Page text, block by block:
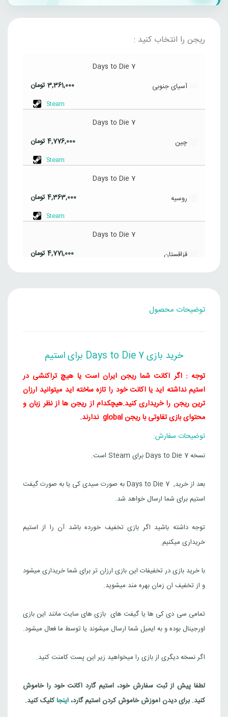
ریجن را انتخاب کنید :
آسیای جنوبی
7 Days to Die
3,361,000تومان
Steam
چین
7 Days to Die
4,776,000تومان
Steam
روسیه
7 Days to Die
4,363,000تومان
Steam
قزاقستان
7 Days to Die
4,771,000تومان
اوکراین
Steam
ترکیه
7 Days to Die
7 Days to Die
تومان
4,115,000
تومان
توضیحات محصول
خرید بازی 7 Days to Die برای استیم
توجه : اگر اکانت شما ریجن ایران است یا هیچ تراکنشی در
استیم نداشته اید یا اکانت خود را تازه ساخته اید میتوانید ارزان
ترین ریجن را خریداری کنید.هیچکدام از ریجن ها از نظر زبان و
محتوای بازی تفاوتی با ریجن global ندارند.
توضیحات سفارش:
نسخه 7 Days to Die برای Steam است.
بعد از خرید, 7 Days to Die به صورت سیدی کی یا به صورت گیفت
استیم برای شما ارسال خواهد شد.
توجه داشته باشید اگر بازی تخفیف خورده باشد آن را از استیم
خریداری میکنیم.
با خرید بازی در تخفیفات این بازی ارزان تر برای شما خریداری میشود
و از تخفیف ان زمان بهره مند میشوید.
تمامی سی دی کی ها یا گیفت های بازی های سایت مانند این بازی
اورجینال بوده و به ایمیل شما ارسال میشوند یا توسط ما فعال میشود.
اگر نسخه دیگری از بازی را میخواهید زیر این پست کامنت کنید.
لطفا پیش از ثبت سفارش خود، استیم گارد اکانت خود را خاموش
کنید. برای دیدن آموزش خاموش کردن استیم گارد، اینجاکلیک کنید.